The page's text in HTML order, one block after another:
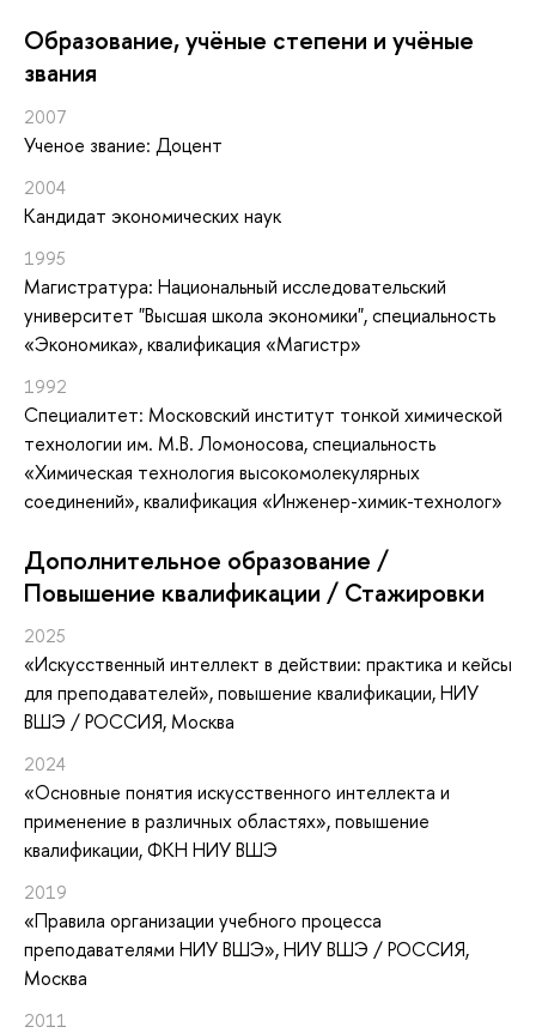
Oбразование, учёные степени и учёные
звания
2007
Ученое звание: Доцент
2004
Кандидат экономических наук
1995
Магистратура: Национальный исследовательский
университет "Высшая школа экономики", специальность
«Экономика», квалификация «Магистр»
1992
Специалитет: Московский институт тонкой химической
технологии им. М.В. Ломоносова, специальность
«Химическая технология высокомолекулярных
соединений», квалификация «Инженер-химик-технолог»
Дополнительное образование /
Повышение квалификации / Стажировки
2025
«Искусственный интеллект в действии: практика и кейсы
для преподавателей», повышение квалификации, НИУ
ВШЭ / РОССИЯ, Москва
2024
«Основные понятия искусственного интеллекта и
применение в различных областях», повышение
квалификации, ФКН НИУ ВШЭ
2019
«Правила организации учебного процесса
преподавателями НИУ ВШЭ», НИУ ВШЭ / РОССИЯ,
Москва
2011